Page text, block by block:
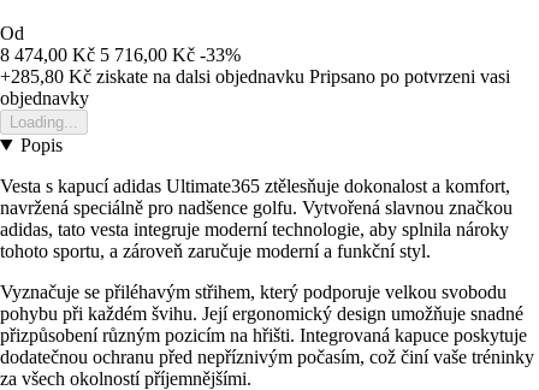
Od
8 474,00 Kč 5 716,00 Kč -33%
+285,80 Kč ziskate na dalsi objednavku Pripsano po potvrzeni vasi
objednavky
Loading...
Popis
Vesta s kapucí adidas Ultimate365 ztělesňuje dokonalost a komfort,
navržená speciálně pro nadšence golfu. Vytvořená slavnou značkou
adidas, tato vesta integruje moderní technologie, aby splnila nároky
tohoto sportu, a zároveň zaručuje moderní a funkční styl.
Vyznačuje se přiléhavým střihem, který podporuje velkou svobodu
pohybu při každém švihu. Její ergonomický design umožňuje snadné
přizpůsobení různým pozicím na hřišti. Integrovaná kapuce poskytuje
dodatečnou ochranu před nepříznivým počasím, což činí vaše tréninky
za všech okolností příjemnějšími.